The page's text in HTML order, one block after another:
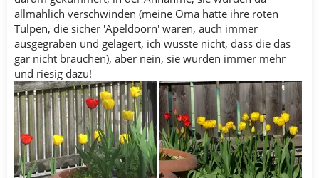
allmählich verschwinden (meine Oma hatte ihre roten
Tulpen, die sicher 'Apeldoorn' waren, auch immer
ausgegraben und gelagert, ich wusste nicht, dass die das
gar nicht brauchen), aber nein, sie wurden immer mehr
und riesig dazu!